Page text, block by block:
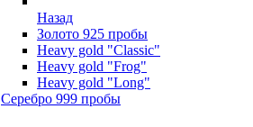
Назад
Золото 925 пробы
Heavy gold "Classic"
Heavy gold "Frog"
Heavy gold "Long"
Серебро 999 пробы